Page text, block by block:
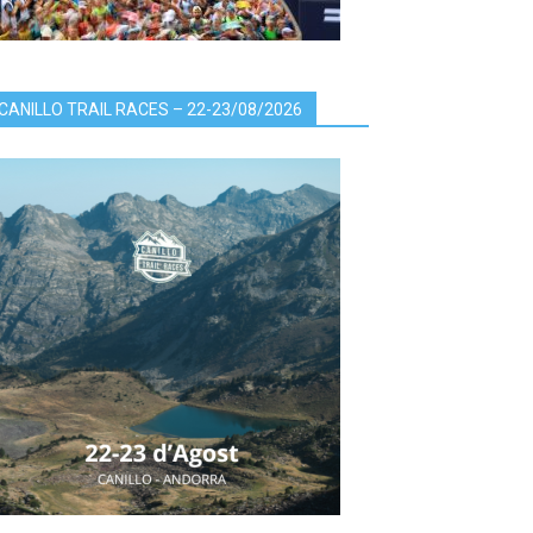
TRAIL RACES – 22-23/08/2026